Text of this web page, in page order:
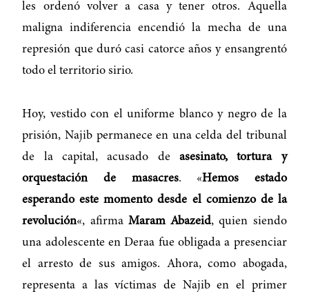
les ordenó volver a casa y tener otros. Aquella
maligna indiferencia encendió la mecha de una
represión que duró casi catorce años y ensangrentó
todo el territorio sirio.
Hoy, vestido con el uniforme blanco y negro de la
prisión, Najib permanece en una celda del tribunal
de la capital, acusado de asesinato, tortura y
orquestación de masacres. «Hemos estado
esperando este momento desde el comienzo de la
revolución«, afirma Maram Abazeid, quien siendo
una adolescente en Deraa fue obligada a presenciar
el arresto de sus amigos. Ahora, como abogada,
representa a las víctimas de Najib en el primer